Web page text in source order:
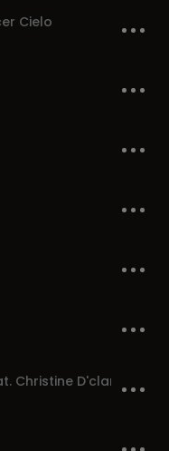
Cielo
Christine D'clario)